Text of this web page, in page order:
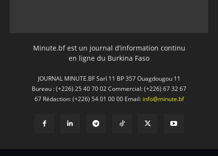
Minute.bf est un journal d’information continu
en ligne du Burkina Faso
JOURNAL MINUTE.BF Sarl 11 BP 357 Ouagdougou 11
Bureau : (+226) 25 40 70 02 Commercial: (+226) 67 32 67
67 Rédaction: (+226) 54 01 00 00 Email: info@minute.bf